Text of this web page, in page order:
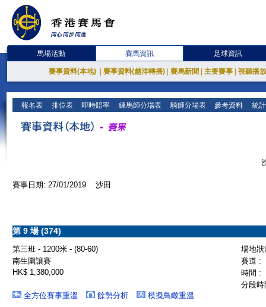
馬場活動 賽馬資訊 足球資訊
賽事資料(本地) 賽事資料(越洋轉播) 賽馬新聞 主要賽事 視聽播
報名表 排位表 即時賠率 練馬師分場表 騎師分場表 參考資料 統
賽事日期: 27/01/2019 沙田
第 9 場 (374)
第三班 - 1200米 - (80-60)
場地
南生圍讓賽
賽道 :
HK$ 1,380,000
時間 :
分段
全方位賽事重溫
餘勢分析 模擬鳥瞰重溫